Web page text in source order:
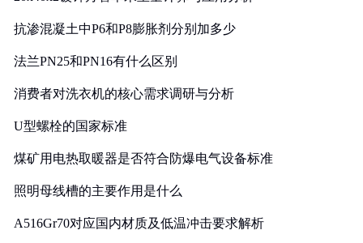
抗渗混凝土中P6和P8膨胀剂分别加多少
法兰PN25和PN16有什么区别
消费者对洗衣机的核心需求调研与分析
U型螺栓的国家标准
煤矿用电热取暖器是否符合防爆电气设备标准
照明母线槽的主要作用是什么
A516Gr70对应国内材质及低温冲击要求解析